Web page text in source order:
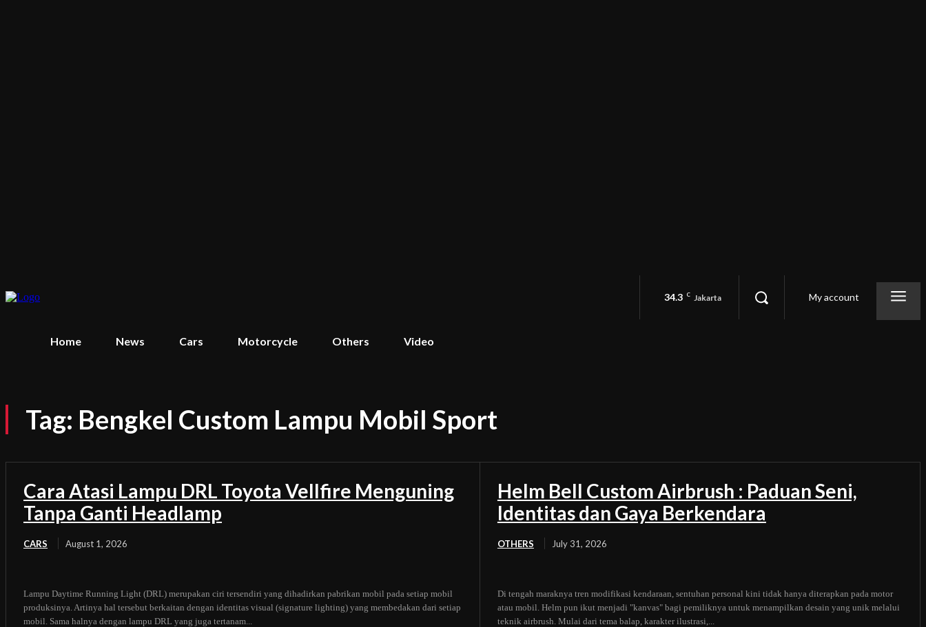
34.3 C Jakarta My account
Home News Cars Motorcycle Others Video
Tag: Bengkel Custom Lampu Mobil Sport
Cara Atasi Lampu DRL Toyota Vellfire Menguning
Tanpa Ganti Headlamp
CARS August 1, 2026
Lampu Daytime Running Light (DRL) merupakan ciri tersendiri yang dihadirkan pabrikan mobil pada setiap mobil
produksinya. Artinya hal tersebut berkaitan dengan identitas visual (signature lighting) yang membedakan dari setiap
mobil. Sama halnya dengan lampu DRL yang juga tertanam...
Helm Bell Custom Airbrush : Paduan Seni,
Identitas dan Gaya Berkendara
OTHERS July 31, 2026
Di tengah maraknya tren modifikasi kendaraan, sentuhan personal kini tidak hanya diterapkan pada motor
atau mobil. Helm pun ikut menjadi "kanvas" bagi pemiliknya untuk menampilkan desain yang unik melalui
teknik airbrush. Mulai dari tema balap, karakter ilustrasi,...